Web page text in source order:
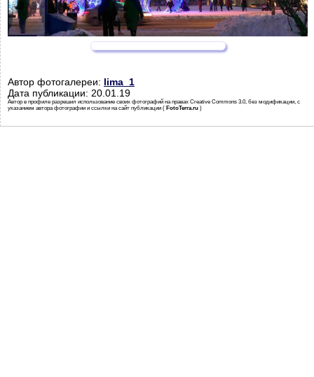
Автор фотогалереи: lima_1
Дата публикации: 20.01.19
Автор в профиле разрешил использование своих фотографий на правах Creative Commons 3.0, без модификации, с
указанием автора фотографии и ссылки на сайт публикации ( FotoTerra.ru )